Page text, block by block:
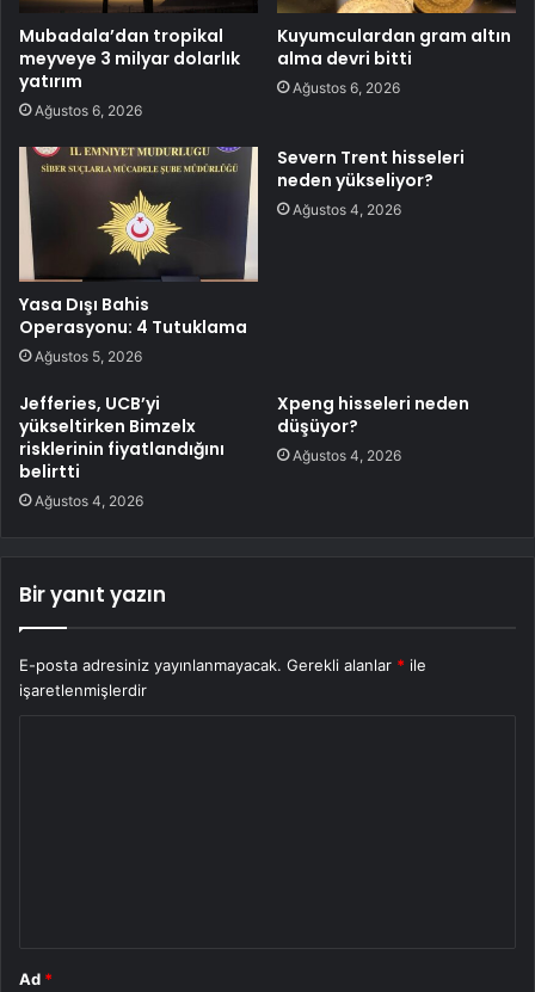
Mubadala’dan tropikal
meyveye 3 milyar dolarlık
yatırım
Ağustos 6, 2026
Kuyumculardan gram altın
alma devri bitti
Ağustos 6, 2026
Yasa Dışı Bahis
Operasyonu: 4 Tutuklama
Ağustos 5, 2026
Severn Trent hisseleri
neden yükseliyor?
Ağustos 4, 2026
Jefferies, UCB’yi
yükseltirken Bimzelx
risklerinin fiyatlandığını
belirtti
Ağustos 4, 2026
Xpeng hisseleri neden
düşüyor?
Ağustos 4, 2026
Bir yanıt yazın
E-posta adresiniz yayınlanmayacak. Gerekli alanlar * ile
işaretlenmişlerdir
Ad *